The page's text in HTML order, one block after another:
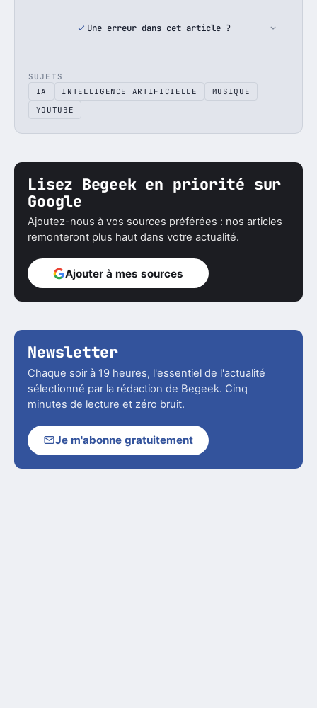
Une erreur dans cet article ?
SUJETS
IA
INTELLIGENCE ARTIFICIELLE
MUSIQUE
YOUTUBE
Lisez Begeek en priorité sur
Google
Ajoutez-nous à vos sources préférées : nos articles
remonteront plus haut dans votre actualité.
Ajouter à mes sources
Newsletter
Chaque soir à 19 heures, l'essentiel de l'actualité
sélectionné par la rédaction de Begeek. Cinq
minutes de lecture et zéro bruit.
Je m'abonne gratuitement